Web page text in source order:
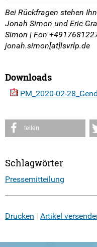
Bei Rückfragen stehen
Jonah Simon und Eric
Simon | Fon
jonah.simon[at]lsvrlp.de
Downloads
PM_2020-02-
teilen
Schlagwörter
Pressemitteilung
Drucken Artikel